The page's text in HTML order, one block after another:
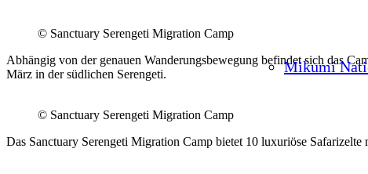
Mikumi
© Sanctuary Serengeti Migration Camp
Abhängig von der genauen Wanderungsbewegung befindet sich das
März in der südlichen Serengeti.
© Sanctuary Serengeti Migration Camp
Das Sanctuary Serengeti Migration Camp bietet 10 luxuriöse